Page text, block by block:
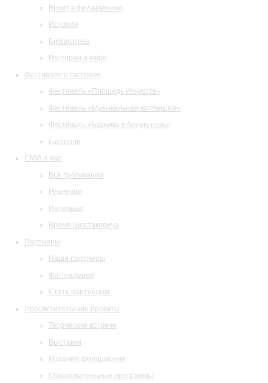
Визит в филармонию
История
Библиотека
Ресторан и кафе
Фестивали и гастроли
Фестиваль «Площадь Искусств»
Фестиваль «Музыкальная коллекция»
Фестиваль «Барокко в белую ночь»
Гастроли
СМИ о нас
Все публикации
Рецензии
Интервью
Время Шостаковича
Партнеры
Наши партнеры
Фотогалерея
Стать партнером
Просветительские проекты
Творческие встречи
Выставки
Издания филармонии
Образовательные программы